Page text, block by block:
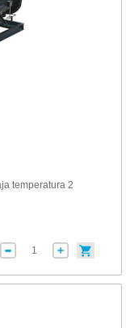
temperatura 2